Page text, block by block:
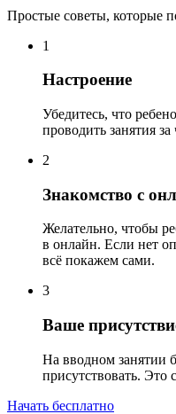
Простые советы, которые
1
Настроение
Убедитесь, что
проводить занятия за
2
Знакомство с
Желательно, чтобы
в онлайн. Если нет
всё покажем сами.
3
Ваше
На вводном занятии
присутствовать.
Начать бесплатно